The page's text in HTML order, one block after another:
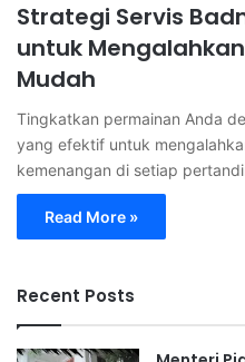
Strategi Servis
untuk
Mudah
Tingkatkan permainan Anda
yang efektif untuk
kemenangan di setiap
Read More »
Recent Posts